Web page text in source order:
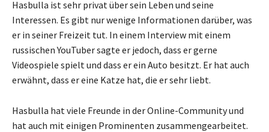
Hasbulla ist sehr privat über sein Leben und seine
Interessen. Es gibt nur wenige Informationen darüber, was
er in seiner Freizeit tut. In einem Interview mit einem
russischen YouTuber sagte er jedoch, dass er gerne
Videospiele spielt und dass er ein Auto besitzt. Er hat auch
erwähnt, dass er eine Katze hat, die er sehr liebt.
Hasbulla hat viele Freunde in der Online-Community und
hat auch mit einigen Prominenten zusammengearbeitet.